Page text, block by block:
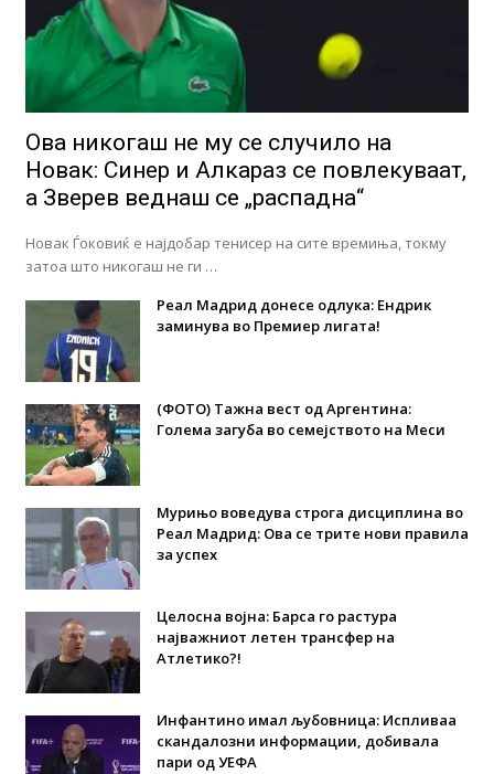
Ова никогаш не му се случило на
Новак: Синер и Алкараз се повлекуваат,
а Зверев веднаш се „распадна“
Новак Ѓоковиќ е најдобар тенисер на сите времиња, токму
затоа што никогаш не ги …
Реал Мадрид донесе одлука: Eндрик
заминува во Премиер лигата!
(ФОТО) Тажна вест од Аргентина:
Голема загуба во семејството на Меси
Мурињо воведува строга дисциплина во
Реал Мадрид: Ова се трите нови правила
за успех
Целосна војна: Барса го растура
најважниот летен трансфер на
Атлетико?!
Инфантино имал љубовница: Испливаа
скандалозни информации, добивала
пари од УЕФА